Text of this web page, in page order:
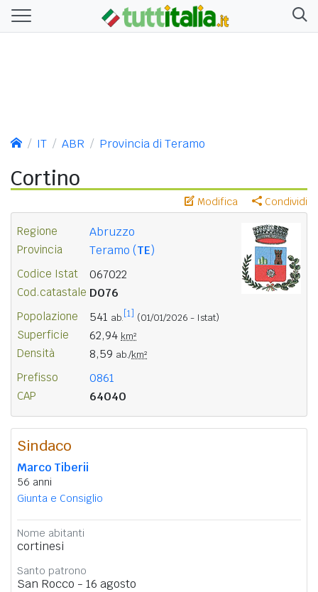
IT ABR Provincia di Teramo
Cortino
Modifica Condividi
Regione Abruzzo
Provincia Teramo (TE)
Codice Istat 067022
Cod.catastale D076
Popolazione 541 ab. [1] (01/01/2026 - Istat)
Superficie 62,94 km²
Densità 8,59 ab./km²
Prefisso 0861
CAP 64040
Sindaco
Marco Tiberii
56 anni
Giunta e Consiglio
Nome abitanti
cortinesi
Santo patrono
San Rocco - 16 agosto